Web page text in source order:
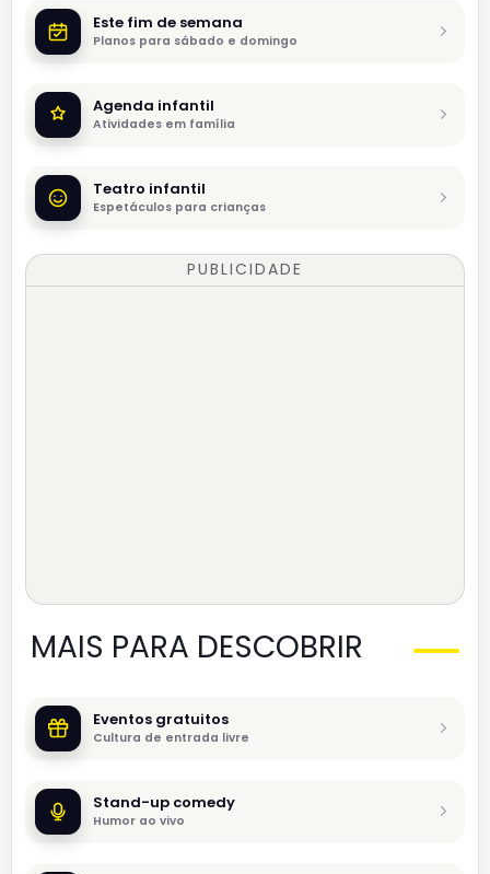
Este fim de semana
Planos para sábado e domingo
Agenda infantil
Atividades em família
Teatro infantil
Espetáculos para crianças
PUBLICIDADE
MAIS PARA DESCOBRIR
Eventos gratuitos
Cultura de entrada livre
Stand-up comedy
Humor ao vivo